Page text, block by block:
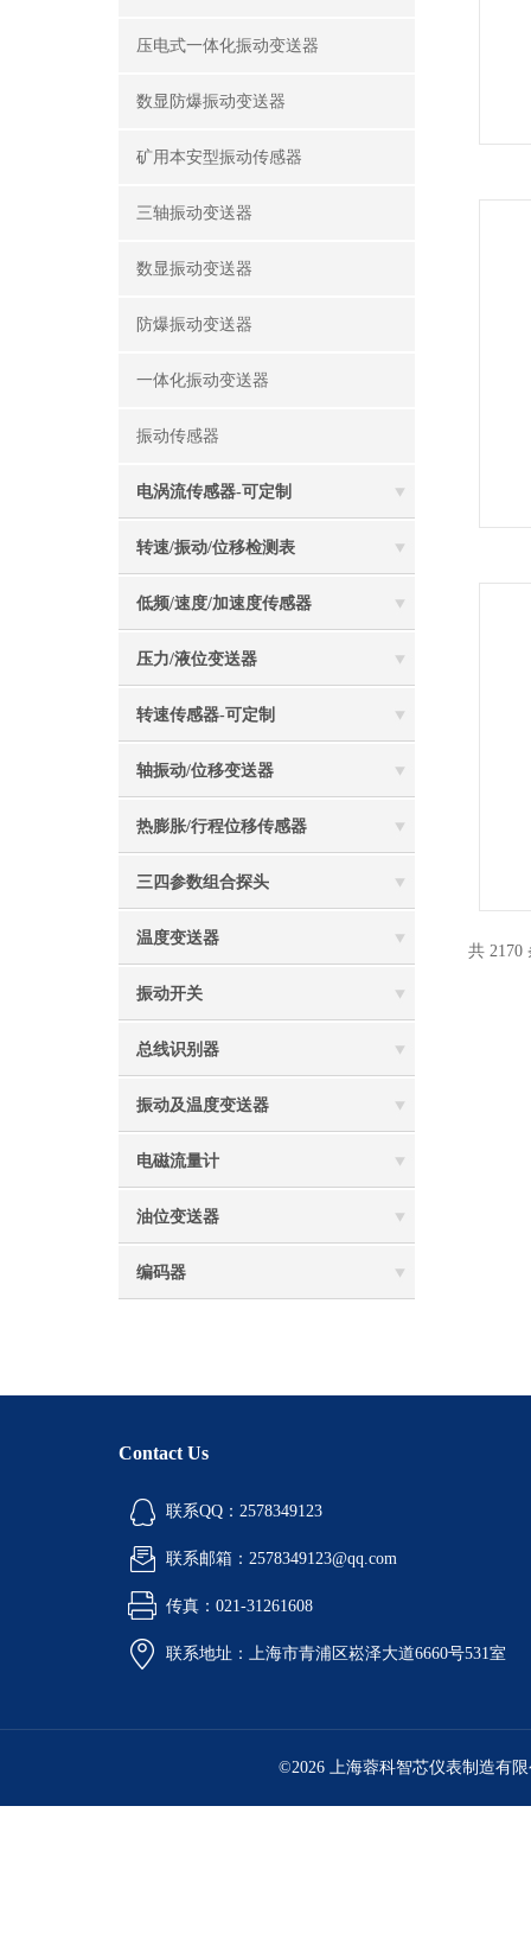
压电式一体化振动变送器
数显防爆振动变送器
矿用本安型振动传感器
三轴振动变送器
数显振动变送器
防爆振动变送器
一体化振动变送器
振动传感器
电涡流传感器-可定制
转速/振动/位移检测表
低频/速度/加速度传感器
压力/液位变送器
转速传感器-可定制
轴振动/位移变送器
热膨胀/行程位移传感器
三四参数组合探头
温度变送器
振动开关
总线识别器
振动及温度变送器
电磁流量计
油位变送器
编码器
共 2170
Contact Us
联系QQ：2578349123
联系邮箱：2578349123@qq.com
传真：021-31261608
联系地址：上海市青浦区崧泽大道6660号531室
©2026 上海蓉科智芯仪表制造有